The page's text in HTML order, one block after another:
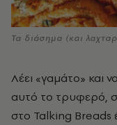
Τα διάσημα (και
Λέει «γαμάτο» και
αυτό το τρυφερό,
στο Talking Breads